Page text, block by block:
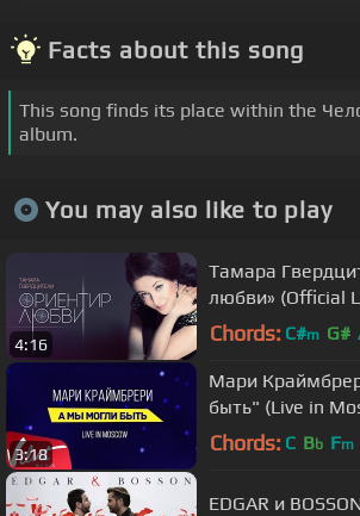
Facts about this song
This song finds its place within the
album.
You may also like to play
4:16
Тамара
любви» (Official
Chords: C#m G#
3:18
Мари
быть" (Live in
Chords: C Bb Fm
EDGAR и